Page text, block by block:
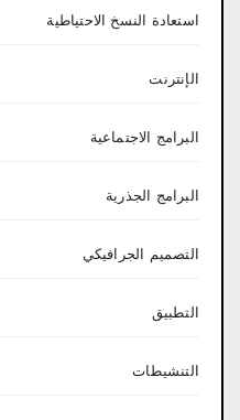
استعادة النسخ الاحتياطية
الإنترنت
البرامج الاجتماعية
البرامج الجذرية
التصميم الجرافيكي
التطبيق
التنشيطات